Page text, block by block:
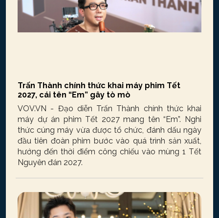
Trấn Thành chính thức khai máy phim Tết
2027, cái tên “Em” gây tò mò
VOV.VN - Đạo diễn Trấn Thành chính thức khai
máy dự án phim Tết 2027 mang tên “Em”. Nghi
thức cúng máy vừa được tổ chức, đánh dấu ngày
đầu tiên đoàn phim bước vào quá trình sản xuất,
hướng đến thời điểm công chiếu vào mùng 1 Tết
Nguyên đán 2027.